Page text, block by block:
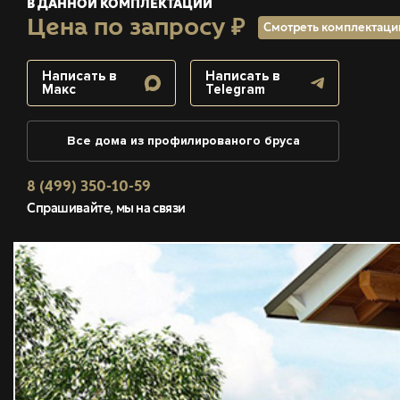
В ДАННОЙ КОМПЛЕКТАЦИИ
Цена по запросу ₽ Смотреть
Написать в
Макс
Написать в
Telegram
Все дома из профилированого бруса
8 (499) 350-10-59
Спрашивайте, мы на связи